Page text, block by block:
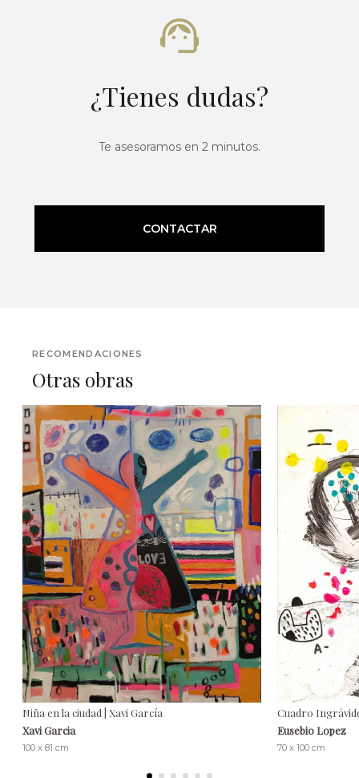
¿Tienes dudas?
Te asesoramos en 2 minutos.
CONTACTAR
RECOMENDACIONES
Otras obras
Niña en la ciudad | Xavi García
Xavi Garcia
100 x 81 cm
Cuadro
Eusebio Lopez
70 x 100 cm